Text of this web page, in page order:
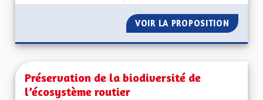
VOIR LA PROPOSITION DES
Préservation de la biodiversité de
l’écosystème routier